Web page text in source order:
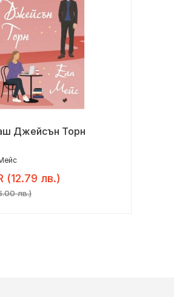
Джейсън Торн
(12.79 лв.)
лв.)